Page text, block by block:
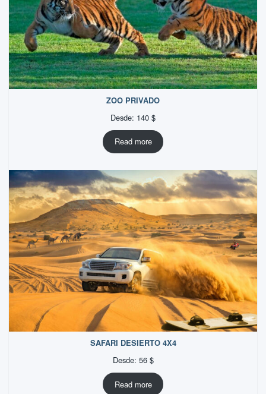
ZOO PRIVADO
Desde: 140 $
Read more
SAFARI DESIERTO 4X4
Desde: 56 $
Read more